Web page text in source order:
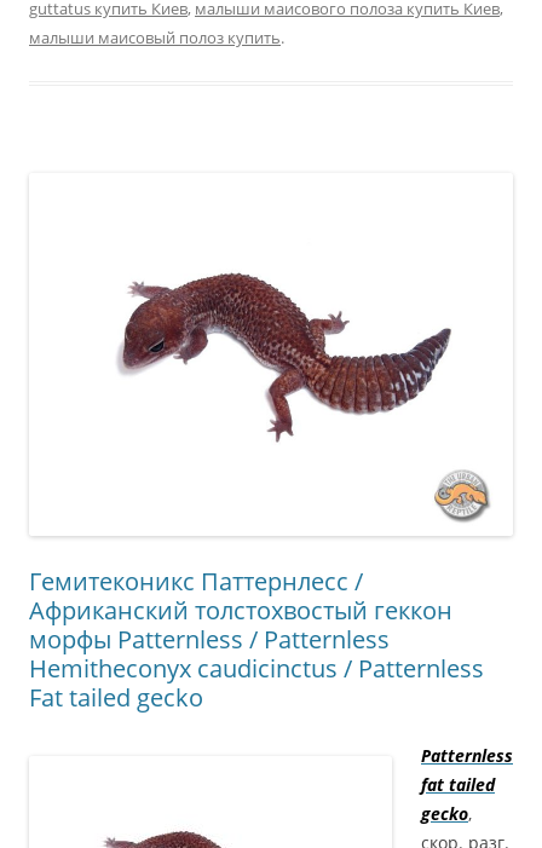
guttatus купить Киев, малыши маисового полоза купить Киев,
малыши маисовый полоз купить.
Гемитеконикс Паттернлесс /
Африканский толстохвостый геккон
морфы Patternless / Patternless
Hemitheconyx caudicinctus / Patternless
Fat tailed gecko
Patternless
fat tailed
gecko,
скор. разг.